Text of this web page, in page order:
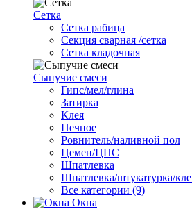
Сетка
Cетка рабица
Секция сварная /сетка
Сетка кладочная
Сыпучие смеси
Гипс/мел/глина
Затирка
Клея
Печное
Ровнитель/наливной пол
Цемен/ЦПС
Шпатлевка
Шпатлевка/штукатурка/
Все категории (9)
Окна